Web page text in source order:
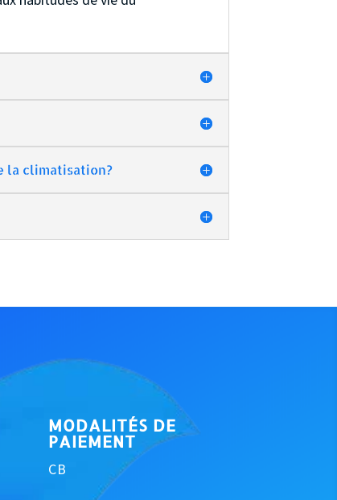
la climatisation?
MODALITÉS DE
PAIEMENT
CB